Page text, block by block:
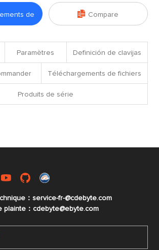
de  Compare
Paramètres Definición de clavijas
Téléchargements de fichiers
Produits de série
：service-fr-@cdebyte.com
plainte：cdebyte@ebyte.com